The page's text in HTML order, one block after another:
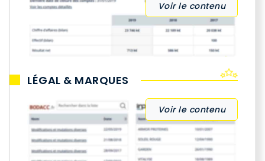
Voir le contenu
LÉGAL & MARQUES
Voir le contenu